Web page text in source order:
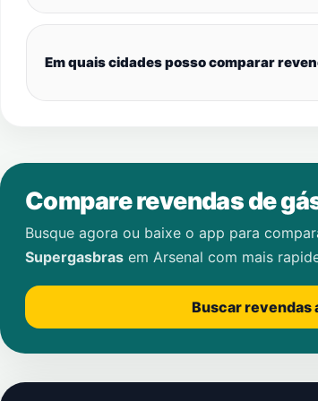
Em quais cidades posso comparar
Compare revendas de
Busque agora ou baixe o app para
Supergasbras em Arsenal com mais
Buscar revendas